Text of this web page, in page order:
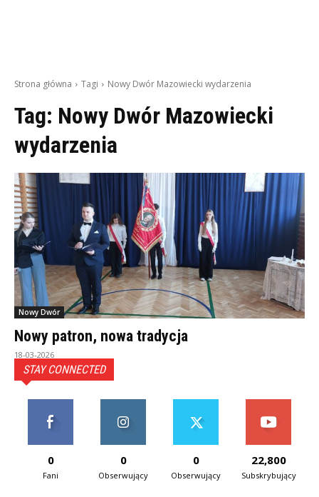
Strona główna Tagi Nowy Dwór Mazowiecki wydarzenia
Tag: Nowy Dwór Mazowiecki
wydarzenia
Nowy Dwór
Nowy patron, nowa tradycja
18-03-2026
STAY CONNECTED
0
Fani
0
Obserwujący
0
Obserwujący
22,800
Subskrybujący